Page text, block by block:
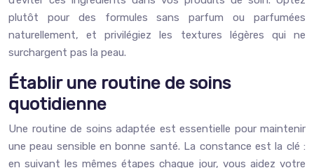
plutôt pour des formules sans parfum ou parfumées
naturellement, et privilégiez les textures légères qui ne
surchargent pas la peau.
Établir une routine de soins
quotidienne
Une routine de soins adaptée est essentielle pour maintenir
une peau sensible en bonne santé. La constance est la clé :
en suivant les mêmes étapes chaque jour, vous aidez votre